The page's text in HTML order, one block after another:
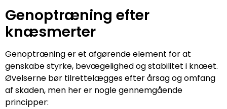
Genoptræning efter
knæsmerter
Genoptræning er et afgørende element for at
genskabe styrke, bevægelighed og stabilitet i knæet.
Øvelserne bør tilrettelægges efter årsag og omfang
af skaden, men her er nogle gennemgående
principper: